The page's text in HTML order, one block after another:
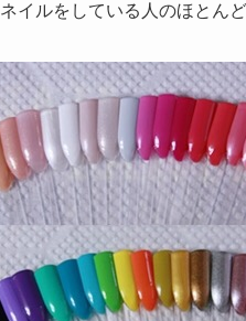
イルをしている人のほとん